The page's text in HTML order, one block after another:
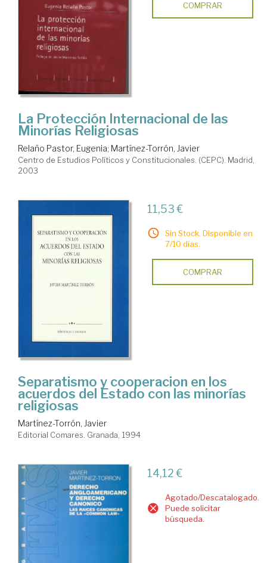
COMPRAR
La Protección Internacional de las
Minorías Religiosas
Relaño Pastor, Eugenia; Martínez-Torrón, Javier
Centro de Estudios Políticos y Constitucionales. (CEPC). Madrid,
2003
11,53 €
Sin Stock. Disponible en
7/10 días.
COMPRAR
Separatismo y cooperacion en los
acuerdos del Estado con las minorías
religiosas
Martínez-Torrón, Javier
Editorial Comares. Granada, 1994
14,12 €
Agotado/Descatalogado.
Puede solicitar
búsqueda.